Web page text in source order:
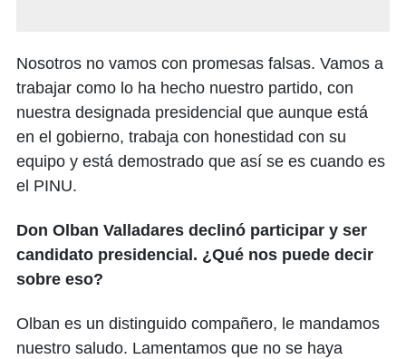
Nosotros no vamos con promesas falsas. Vamos a
trabajar como lo ha hecho nuestro partido, con
nuestra designada presidencial que aunque está
en el gobierno, trabaja con honestidad con su
equipo y está demostrado que así se es cuando es
el PINU.
Don Olban Valladares declinó participar y ser
candidato presidencial. ¿Qué nos puede decir
sobre eso?
Olban es un distinguido compañero, le mandamos
nuestro saludo. Lamentamos que no se haya